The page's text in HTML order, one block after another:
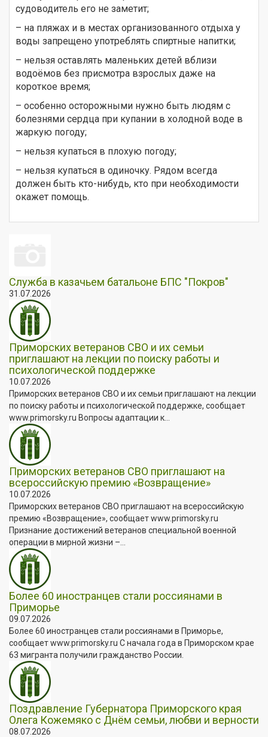
судоводитель его не заметит;
– на пляжах и в местах организованного отдыха у
воды запрещено употреблять спиртные напитки;
– нельзя оставлять маленьких детей вблизи
водоёмов без присмотра взрослых даже на
короткое время;
– особенно осторожными нужно быть людям с
болезнями сердца при купании в холодной воде в
жаркую погоду;
– нельзя купаться в плохую погоду;
– нельзя купаться в одиночку. Рядом всегда
должен быть кто-нибудь, кто при необходимости
окажет помощь.
Служба в казачьем батальоне БПС "Покров"
31.07.2026
Приморских ветеранов СВО и их семьи
приглашают на лекции по поиску работы и
психологической поддержке
10.07.2026
Приморских ветеранов СВО и их семьи приглашают на лекции
по поиску работы и психологической поддержке, сообщает
www.primorsky.ru Вопросы адаптации к...
Приморских ветеранов СВО приглашают на
всероссийскую премию «Возвращение»
10.07.2026
Приморских ветеранов СВО приглашают на всероссийскую
премию «Возвращение», сообщает www.primorsky.ru
Признание достижений ветеранов специальной военной
операции в мирной жизни –...
Более 60 иностранцев стали россиянами в
Приморье
09.07.2026
Более 60 иностранцев стали россиянами в Приморье,
сообщает www.primorsky.ru С начала года в Приморском крае
63 мигранта получили гражданство России.
Поздравление Губернатора Приморского края
Олега Кожемяко с Днём семьи, любви и верности
08.07.2026